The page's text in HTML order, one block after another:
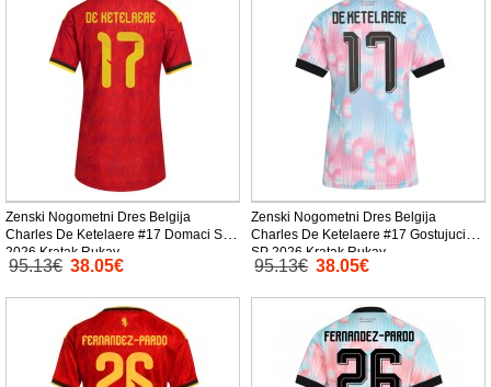
Zenski Nogometni Dres Belgija
Charles De Ketelaere #17 Domaci SP
2026 Kratak Rukav
95.13€ 38.05€
Zenski Nogometni Dres Belgija
Charles De Ketelaere #17 Gostujuci
SP 2026 Kratak Rukav
95.13€ 38.05€